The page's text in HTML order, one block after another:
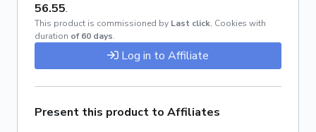
56.55.
This product is commissioned by Last click, Cookies with
duration of 60 days.
Log in to Affiliate
Present this product to Affiliates